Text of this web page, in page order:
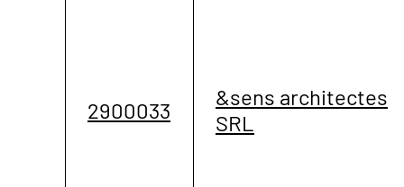
2900033
&sens architectes
SRL